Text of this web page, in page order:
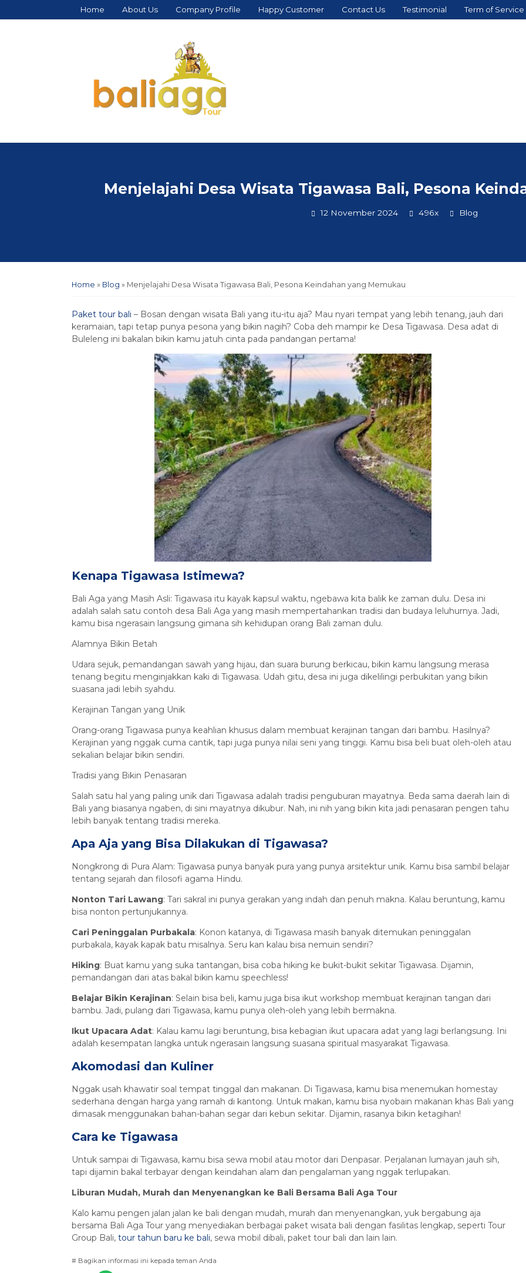
Home About Us Company Profile Happy Customer Contact Us Testimonial Term of Service
Menjelajahi Desa Wisata Tigawasa Bali, Pesona
12 November 2024 496x Blog
Home » Blog » Menjelajahi Desa Wisata Tigawasa Bali, Pesona Keindahan yang Memukau
Paket tour bali – Bosan dengan wisata Bali yang itu-itu aja? Mau nyari tempat yang lebih tenang, jauh dari
keramaian, tapi tetap punya pesona yang bikin nagih? Coba deh mampir ke Desa Tigawasa. Desa adat di
Buleleng ini bakalan bikin kamu jatuh cinta pada pandangan pertama!
Kenapa Tigawasa Istimewa?
Bali Aga yang Masih Asli: Tigawasa itu kayak kapsul waktu, ngebawa kita balik ke zaman dulu. Desa ini
adalah salah satu contoh desa Bali Aga yang masih mempertahankan tradisi dan budaya leluhurnya. Jadi,
kamu bisa ngerasain langsung gimana sih kehidupan orang Bali zaman dulu.
Alamnya Bikin Betah
Udara sejuk, pemandangan sawah yang hijau, dan suara burung berkicau, bikin kamu langsung merasa
tenang begitu menginjakkan kaki di Tigawasa. Udah gitu, desa ini juga dikelilingi perbukitan yang bikin
suasana jadi lebih syahdu.
Kerajinan Tangan yang Unik
Orang-orang Tigawasa punya keahlian khusus dalam membuat kerajinan tangan dari bambu. Hasilnya?
Kerajinan yang nggak cuma cantik, tapi juga punya nilai seni yang tinggi. Kamu bisa beli buat oleh-oleh atau
sekalian belajar bikin sendiri.
Tradisi yang Bikin Penasaran
Salah satu hal yang paling unik dari Tigawasa adalah tradisi penguburan mayatnya. Beda sama daerah lain di
Bali yang biasanya ngaben, di sini mayatnya dikubur. Nah, ini nih yang bikin kita jadi penasaran pengen tahu
lebih banyak tentang tradisi mereka.
Apa Aja yang Bisa Dilakukan di Tigawasa?
Nongkrong di Pura Alam: Tigawasa punya banyak pura yang punya arsitektur unik. Kamu bisa sambil belajar
tentang sejarah dan filosofi agama Hindu.
Nonton Tari Lawang: Tari sakral ini punya gerakan yang indah dan penuh makna. Kalau beruntung, kamu
bisa nonton pertunjukannya.
Cari Peninggalan Purbakala: Konon katanya, di Tigawasa masih banyak ditemukan peninggalan
purbakala, kayak kapak batu misalnya. Seru kan kalau bisa nemuin sendiri?
Hiking: Buat kamu yang suka tantangan, bisa coba hiking ke bukit-bukit sekitar Tigawasa. Dijamin,
pemandangan dari atas bakal bikin kamu speechless!
Belajar Bikin Kerajinan: Selain bisa beli, kamu juga bisa ikut workshop membuat kerajinan tangan dari
bambu. Jadi, pulang dari Tigawasa, kamu punya oleh-oleh yang lebih bermakna.
Ikut Upacara Adat: Kalau kamu lagi beruntung, bisa kebagian ikut upacara adat yang lagi berlangsung. Ini
adalah kesempatan langka untuk ngerasain langsung suasana spiritual masyarakat Tigawasa.
Akomodasi dan Kuliner
Nggak usah khawatir soal tempat tinggal dan makanan. Di Tigawasa, kamu bisa menemukan homestay
sederhana dengan harga yang ramah di kantong. Untuk makan, kamu bisa nyobain makanan khas Bali yang
dimasak menggunakan bahan-bahan segar dari kebun sekitar. Dijamin, rasanya bikin ketagihan!
Cara ke Tigawasa
Untuk sampai di Tigawasa, kamu bisa sewa mobil atau motor dari Denpasar. Perjalanan lumayan jauh sih,
tapi dijamin bakal terbayar dengan keindahan alam dan pengalaman yang nggak terlupakan.
Liburan Mudah, Murah dan Menyenangkan ke Bali Bersama Bali Aga Tour
Kalo kamu pengen jalan jalan ke bali dengan mudah, murah dan menyenangkan, yuk bergabung aja
bersama Bali Aga Tour yang menyediakan berbagai paket wisata bali dengan fasilitas lengkap, seperti Tour
Group Bali, tour tahun baru ke bali, sewa mobil dibali, paket tour bali dan lain lain.
# Bagikan informasi ini kepada teman Anda
Promo Paket Tour Lebaran di
Bali
*Mulai Rp 3.290.000